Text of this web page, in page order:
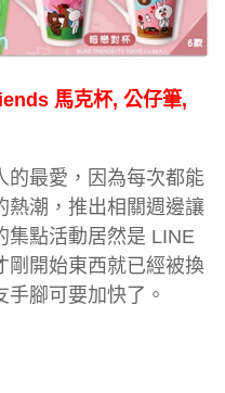
馬克杯, 公仔筆,
的最愛，因為每次都能
熱潮，推出相關週邊讓
集點活動居然是 LINE
剛開始東西就已經被換
腳可要加快了。